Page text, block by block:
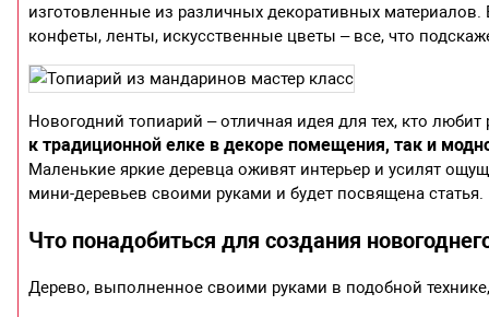
изготовленные из различных декоративных
конфеты, ленты, искусственные цветы – все, что
Новогодний топиарий – отличная идея для тех, кто
к традиционной елке в декоре помещения, так и
Маленькие яркие деревца оживят интерьер и усилят
мини-деревьев своими руками и будет посвящена статья.
Что понадобиться для создания
Дерево, выполненное своими руками в подобной